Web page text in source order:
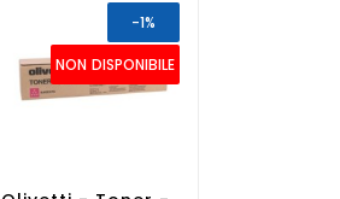
NON DISPONIBILE
-1%